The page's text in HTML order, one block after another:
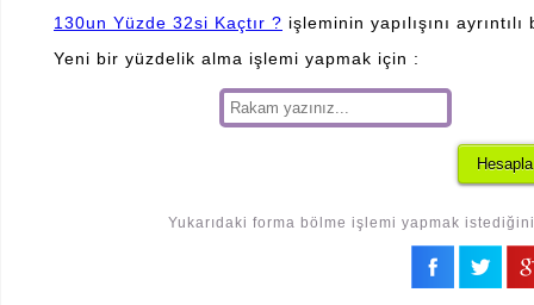
130un Yüzde 32si Kaçtır ? işleminin yapılışını
Yeni bir yüzdelik alma işlemi yapmak için :
Yukarıdaki forma bölme işlemi yapmak